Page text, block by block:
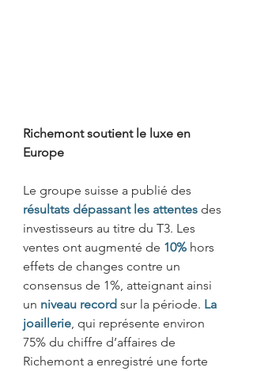
Richemont soutient le luxe en
Europe
Le groupe suisse a publié des
résultats dépassant les attentes des
investisseurs au titre du T3. Les
ventes ont augmenté de 10% hors
effets de changes contre un
consensus de 1%, atteignant ainsi
un niveau record sur la période. La
joaillerie , qui représente environ
75% du chiffre d’affaires de
Richemont a enregistré une forte